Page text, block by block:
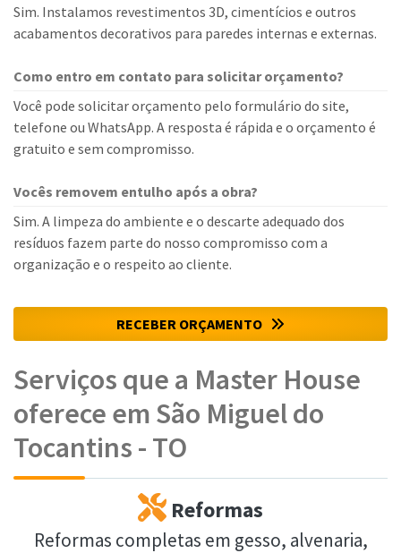
Sim. Instalamos revestimentos 3D, cimentícios e outros
acabamentos decorativos para paredes internas e externas.
Como entro em contato para solicitar orçamento?
Você pode solicitar orçamento pelo formulário do site,
telefone ou WhatsApp. A resposta é rápida e o orçamento é
gratuito e sem compromisso.
Vocês removem entulho após a obra?
Sim. A limpeza do ambiente e o descarte adequado dos
resíduos fazem parte do nosso compromisso com a
organização e o respeito ao cliente.
RECEBER ORÇAMENTO
Serviços que a Master House
oferece em São Miguel do
Tocantins - TO
Reformas
Reformas completas em gesso, alvenaria,